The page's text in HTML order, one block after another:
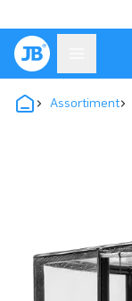
Assortiment